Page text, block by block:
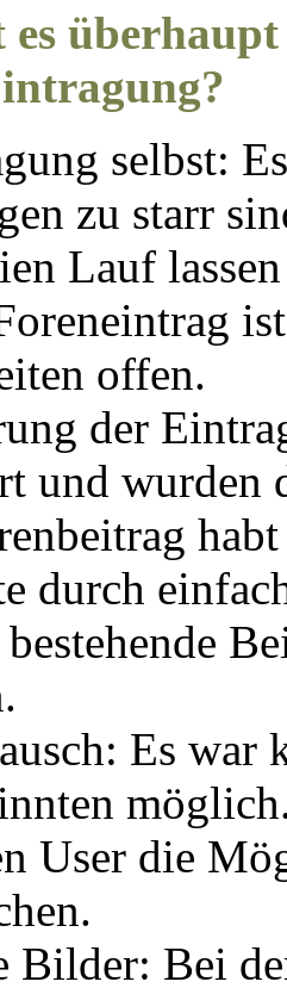
selbst:
zu starr
Lauf
offen.
der
und wurden
durch
Es war
User die
Bilder: Bei